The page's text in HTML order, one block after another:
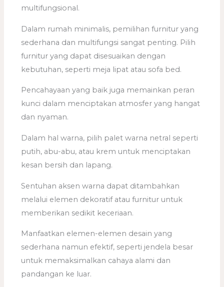
multifungsional.
Dalam rumah minimalis, pemilihan furnitur yang
sederhana dan multifungsi sangat penting. Pilih
furnitur yang dapat disesuaikan dengan
kebutuhan, seperti meja lipat atau sofa bed.
Pencahayaan yang baik juga memainkan peran
kunci dalam menciptakan atmosfer yang hangat
dan nyaman.
Dalam hal warna, pilih palet warna netral seperti
putih, abu-abu, atau krem untuk menciptakan
kesan bersih dan lapang.
Sentuhan aksen warna dapat ditambahkan
melalui elemen dekoratif atau furnitur untuk
memberikan sedikit keceriaan.
Manfaatkan elemen-elemen desain yang
sederhana namun efektif, seperti jendela besar
untuk memaksimalkan cahaya alami dan
pandangan ke luar.